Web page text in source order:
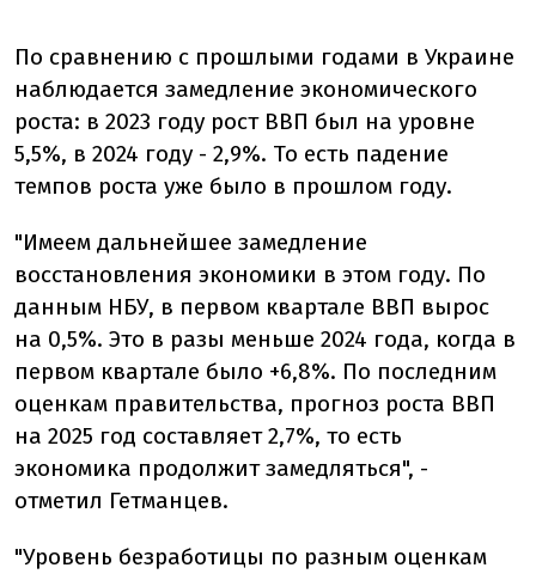
По сравнению с прошлыми годами в Украине
наблюдается замедление экономического
роста: в 2023 году рост ВВП был на уровне
5,5%, в 2024 году - 2,9%. То есть падение
темпов роста уже было в прошлом году.
"Имеем дальнейшее замедление
восстановления экономики в этом году. По
данным НБУ, в первом квартале ВВП вырос
на 0,5%. Это в разы меньше 2024 года, когда в
первом квартале было +6,8%. По последним
оценкам правительства, прогноз роста ВВП
на 2025 год составляет 2,7%, то есть
экономика продолжит замедляться", -
отметил Гетманцев.
"Уровень безработицы по разным оценкам